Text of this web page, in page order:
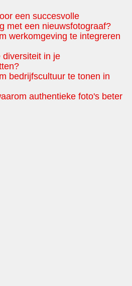
een succesvolle
met een nieuwsfotograaf?
werkomgeving te integreren
diversiteit in je
bedrijfscultuur te tonen in
authentieke foto's beter